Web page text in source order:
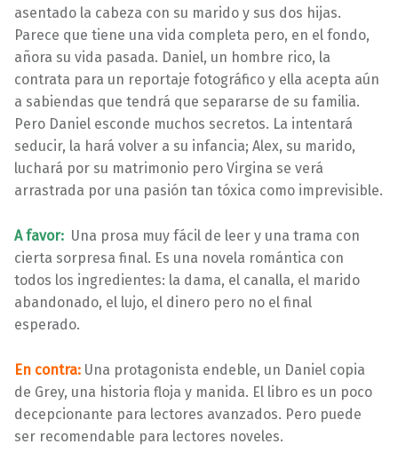
asentado la cabeza con su marido y sus dos hijas.
Parece que tiene una vida completa pero, en el fondo,
añora su vida pasada. Daniel, un hombre rico, la
contrata para un reportaje fotográfico y ella acepta aún
a sabiendas que tendrá que separarse de su familia.
Pero Daniel esconde muchos secretos. La intentará
seducir, la hará volver a su infancia; Alex, su marido,
luchará por su matrimonio pero Virgina se verá
arrastrada por una pasión tan tóxica como imprevisible.
A favor: Una prosa muy fácil de leer y una trama con
cierta sorpresa final. Es una novela romántica con
todos los ingredientes: la dama, el canalla, el marido
abandonado, el lujo, el dinero pero no el final
esperado.
En contra: Una protagonista endeble, un Daniel copia
de Grey, una historia floja y manida. El libro es un poco
decepcionante para lectores avanzados. Pero puede
ser recomendable para lectores noveles.